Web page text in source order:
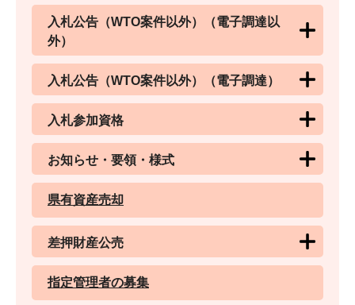
入札公告（WTO案件以外）（電子調達以
外）
入札公告（WTO案件以外）（電子調達）
入札参加資格
お知らせ・要領・様式
県有資産売却
差押財産公売
指定管理者の募集